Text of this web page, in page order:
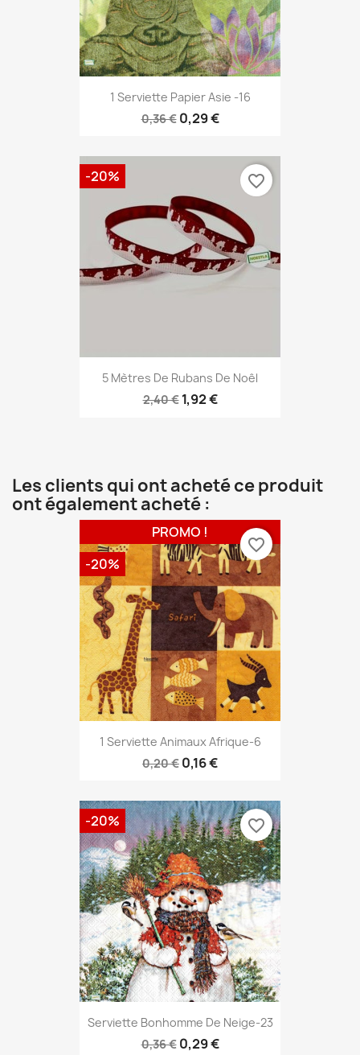
1 Serviette Papier Asie -16
0,36 € 0,29 €
5 Mètres De Rubans De Noêl
2,40 € 1,92 €
-20% favorite_border
Les clients qui ont acheté ce produit
ont également acheté :
1 Serviette Animaux Afrique-6
0,20 € 0,16 €
PROMO !
-20%
favorite_border
Serviette Bonhomme De Neige-23
0,36 € 0,29 €
-20% favorite_border